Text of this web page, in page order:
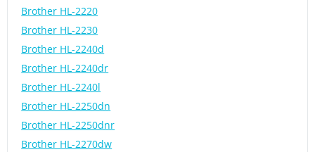
Brother HL-2220
Brother HL-2230
Brother HL-2240d
Brother HL-2240dr
Brother HL-2240l
Brother HL-2250dn
Brother HL-2250dnr
Brother HL-2270dw